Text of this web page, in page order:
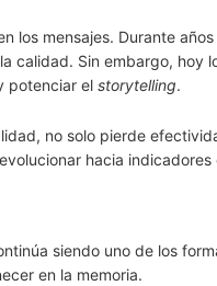
mensajes. Durante
calidad. Sin embargo, hoy
potenciar el storytelling.
no solo pierde
hacia
siendo uno de los
en la memoria.